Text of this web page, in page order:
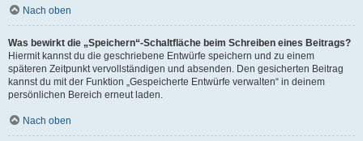
Nach oben
Was bewirkt die „Speichern“-Schaltfläche beim Schreiben eines Beitrags?
Hiermit kannst du die geschriebene Entwürfe speichern und zu einem
späteren Zeitpunkt vervollständigen und absenden. Den gesicherten Beitrag
kannst du mit der Funktion „Gespeicherte Entwürfe verwalten“ in deinem
persönlichen Bereich erneut laden.
Nach oben